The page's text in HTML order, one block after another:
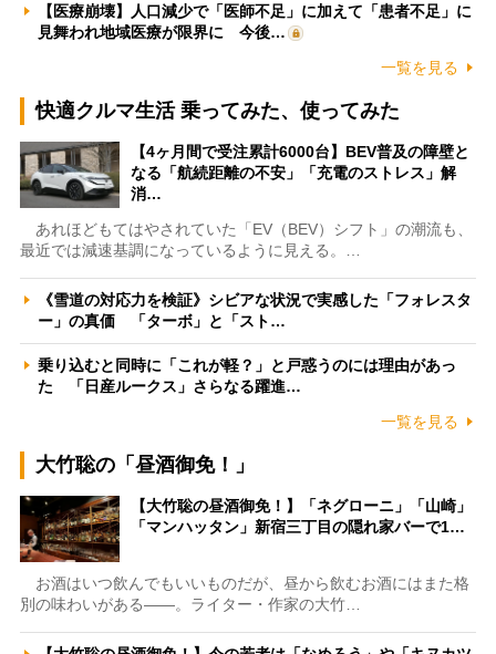
【医療崩壊】人口減少で「医師不足」に加えて「患者不足」に
見舞われ地域医療が限界に 今後…
一覧を見る
快適クルマ生活 乗ってみた、使ってみた
【4ヶ月間で受注累計6000台】BEV普及の障壁と
なる「航続距離の不安」「充電のストレス」解
消…
あれほどもてはやされていた「EV（BEV）シフト」の潮流も、
最近では減速基調になっているように見える。…
《雪道の対応力を検証》シビアな状況で実感した「フォレスタ
ー」の真価 「ターボ」と「スト…
乗り込むと同時に「これが軽？」と戸惑うのには理由があっ
た 「日産ルークス」さらなる躍進…
一覧を見る
大竹聡の「昼酒御免！」
【大竹聡の昼酒御免！】「ネグローニ」「山崎」
「マンハッタン」新宿三丁目の隠れ家バーで1…
お酒はいつ飲んでもいいものだが、昼から飲むお酒にはまた格
別の味わいがある――。ライター・作家の大竹…